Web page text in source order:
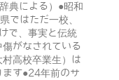
典による）●昭和
ではただ一校、
で、事実と伝統
がなされている
高校卒業生）は
ます●24年前のサ